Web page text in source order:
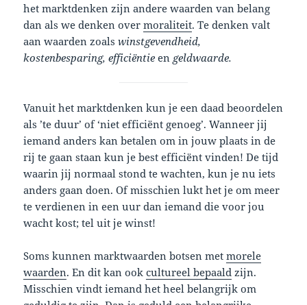
het marktdenken zijn andere waarden van belang
dan als we denken overmoraliteit. Te denken valt
aan waarden zoalswinstgevendheid,
kostenbesparing, efficiëntieen geldwaarde.
Vanuit het marktdenken kun je een daad beoordelen
als ’te duur’ of ‘niet efficiënt genoeg’. Wanneer jij
iemand anders kan betalen om in jouw plaats in de
rij te gaan staan kun je best efficiënt vinden! De tijd
waarin jij normaal stond te wachten, kun je nu iets
anders gaan doen. Of misschien lukt het je om meer
te verdienen in een uur dan iemand die voor jou
wacht kost; tel uit je winst!
Soms kunnen marktwaarden botsen metmorele
waarden. En dit kan ookcultureel bepaald zijn.
Misschien vindt iemand het heel belangrijk om